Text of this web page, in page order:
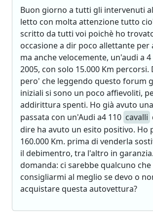
Buon giorno a tutti gli intervenuti
letto con molta attenzione tutto
scritto da tutti voi poichè ho
occasione a dir poco allettante per
ma anche velocemente, un'audi a
2005, con solo 15.000 Km percorsi.
pero' che leggendo questo forum
iniziali si sono un poco affievoliti,
addirittura spenti. Ho già avuto
passata con un'Audi a4 110 cavalli
dire ha avuto un esito positivo. Ho
160.000 Km. prima di venderla
il debimentro, tra l'altro in
domanda: ci sarebbe qualcuno
consigliarmi al meglio se devo o
acquistare questa autovettura?